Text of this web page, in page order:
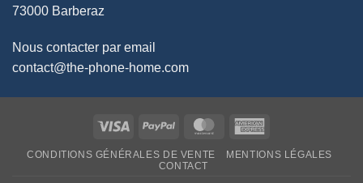
73000 Barberaz
Nous contacter par email
contact@the-phone-home.com
Visa PayPal MasterCard
CONDITIONS GÉNÉRALES DE VENTE
MENTIONS LÉGALES
CONTACT